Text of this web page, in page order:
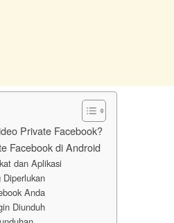
Private Facebook?
Facebook di Android
dan Aplikasi
Anda
Diunduh